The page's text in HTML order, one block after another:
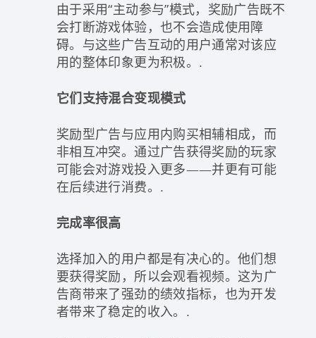
由于采用“主动参与”模式，奖励广告既不
会打断游戏体验，也不会造成使用障
碍。与这些广告互动的用户通常对该应
用的整体印象更为积极。.
它们支持混合变现模式
奖励型广告与应用内购买相辅相成，而
非相互冲突。通过广告获得奖励的玩家
可能会对游戏投入更多——并更有可能
在后续进行消费。.
完成率很高
选择加入的用户都是有决心的。他们想
要获得奖励，所以会观看视频。这为广
告商带来了强劲的绩效指标，也为开发
者带来了稳定的收入。.